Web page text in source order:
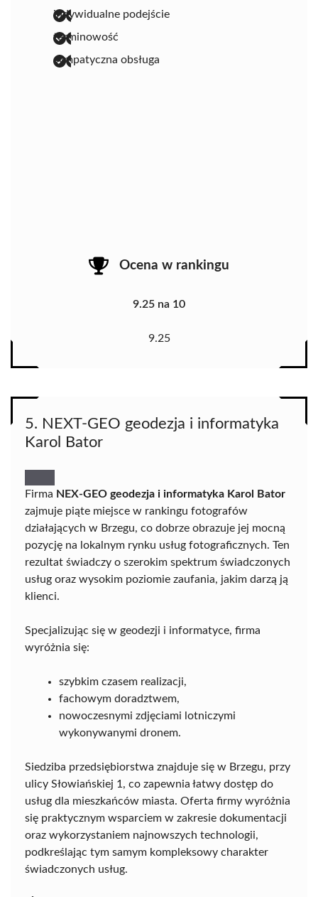
indywidualne podejście
terminowość
sympatyczna obsługa
Ocena w rankingu
9.25 na 10
9.25
5. NEXT-GEO geodezja i informatyka
Karol Bator
Firma NEX-GEO geodezja i informatyka Karol Bator
zajmuje piąte miejsce w rankingu fotografów
działających w Brzegu, co dobrze obrazuje jej mocną
pozycję na lokalnym rynku usług fotograficznych. Ten
rezultat świadczy o szerokim spektrum świadczonych
usług oraz wysokim poziomie zaufania, jakim darzą ją
klienci.
Specjalizując się w geodezji i informatyce, firma
wyróżnia się:
szybkim czasem realizacji,
fachowym doradztwem,
nowoczesnymi zdjęciami lotniczymi
wykonywanymi dronem.
Siedziba przedsiębiorstwa znajduje się w Brzegu, przy
ulicy Słowiańskiej 1, co zapewnia łatwy dostęp do
usług dla mieszkańców miasta. Oferta firmy wyróżnia
się praktycznym wsparciem w zakresie dokumentacji
oraz wykorzystaniem najnowszych technologii,
podkreślając tym samym kompleksowy charakter
świadczonych usług.